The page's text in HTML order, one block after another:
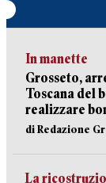
In manette
Grosseto,
Toscana del
realizzare
di Redazione
La